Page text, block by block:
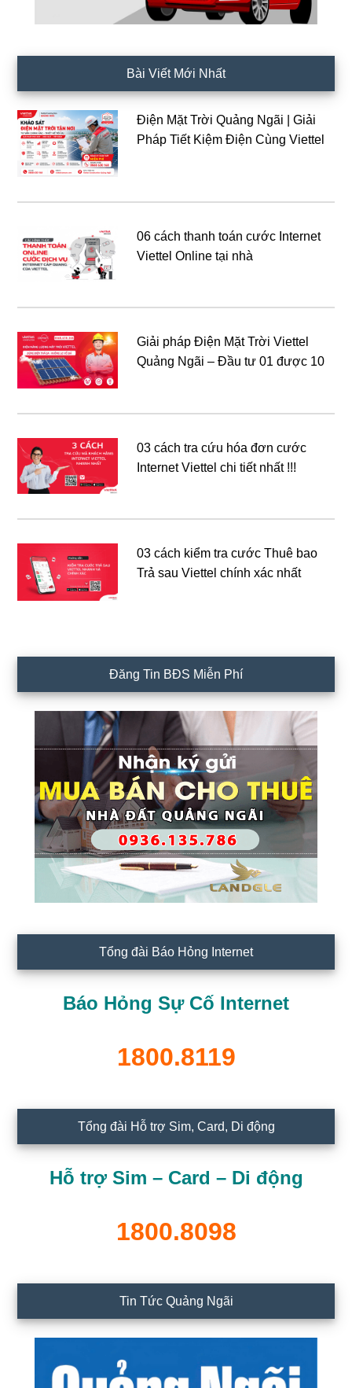
Bài Viết Mới Nhất
Điện Mặt Trời Quảng Ngãi | Giải
Pháp Tiết Kiệm Điện Cùng Viettel
06 cách thanh toán cước Internet
Viettel Online tại nhà
Giải pháp Điện Mặt Trời Viettel
Quảng Ngãi – Đầu tư 01 được 10
03 cách tra cứu hóa đơn cước
Internet Viettel chi tiết nhất !!!
03 cách kiểm tra cước Thuê bao
Trả sau Viettel chính xác nhất
Đăng Tin BĐS Miễn Phí
Tổng đài Báo Hỏng Internet
Báo Hỏng Sự Cố Internet
1800.8119
Tổng đài Hỗ trợ Sim, Card, Di động
Hỗ trợ Sim – Card – Di động
1800.8098
Tin Tức Quảng Ngãi